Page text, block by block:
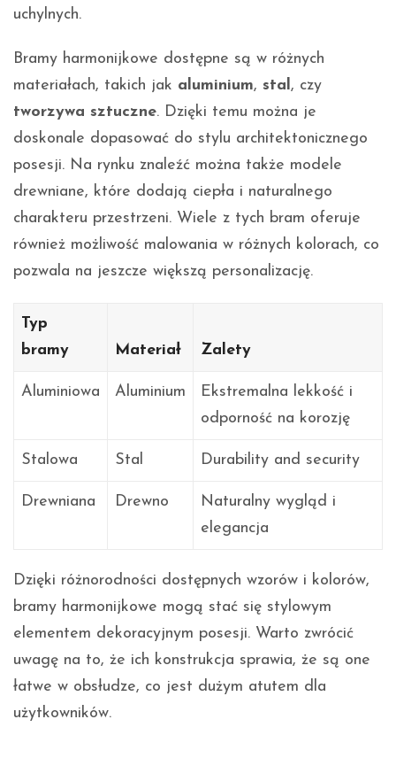
uchylnych.
Bramy harmonijkowe dostępne są w różnych
materiałach, takich jak aluminium, stal, czy
tworzywa sztuczne. Dzięki temu można je
doskonale dopasować do stylu architektonicznego
posesji. Na rynku znaleźć można także modele
drewniane, które dodają ciepła i naturalnego
charakteru przestrzeni. Wiele z tych bram oferuje
również możliwość malowania w różnych kolorach, co
pozwala na jeszcze większą personalizację.
Typ
bramy
Materiał Zalety
Aluminiowa Aluminium
Ekstremalna lekkość i
odporność na korozję
Stalowa Stal Durability and security
Drewniana Drewno
Naturalny wygląd i
elegancja
Dzięki różnorodności dostępnych wzorów i kolorów,
bramy harmonijkowe mogą stać się stylowym
elementem dekoracyjnym posesji. Warto zwrócić
uwagę na to, że ich konstrukcja sprawia, że są one
łatwe w obsłudze, co jest dużym atutem dla
użytkowników.